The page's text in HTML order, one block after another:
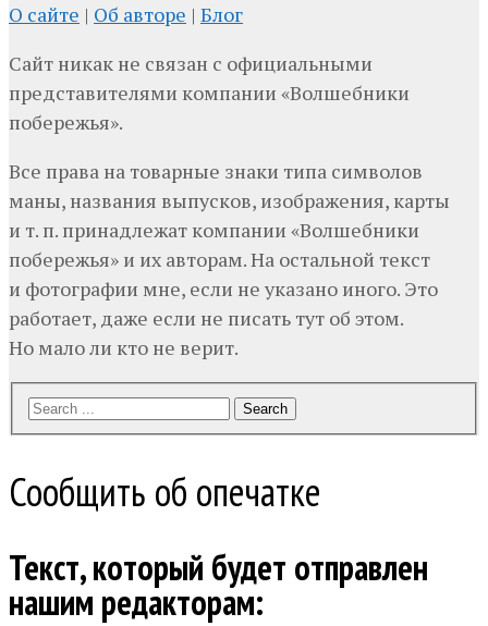
О сайте | Об авторе | Блог
Сайт никак не связан с официальными
представителями компании «Волшебники
побережья».
Все права на товарные знаки типа символов
маны, названия выпусков, изображения, карты
и т. п. принадлежат компании «Волшебники
побережья» и их авторам. На остальной текст
и фотографии мне, если не указано иного. Это
работает, даже если не писать тут об этом.
Но мало ли кто не верит.
Search
Сообщить об опечатке
Текст, который будет отправлен
нашим редакторам: